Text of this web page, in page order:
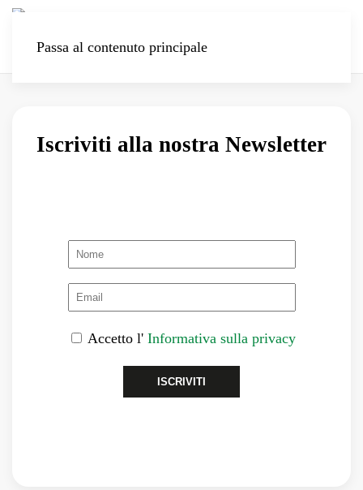
Passa al contenuto principale
Iscriviti alla nostra Newsletter
Accetto l' Informativa sulla privacy
ISCRIVITI